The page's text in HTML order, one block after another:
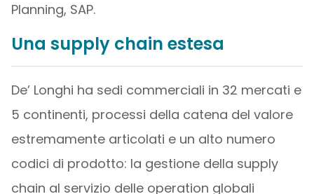
Planning, SAP.
Una supply chain estesa
De’ Longhi ha sedi commerciali in 32 mercati e
5 continenti, processi della catena del valore
estremamente articolati e un alto numero
codici di prodotto: la gestione della supply
chain al servizio delle operation globali